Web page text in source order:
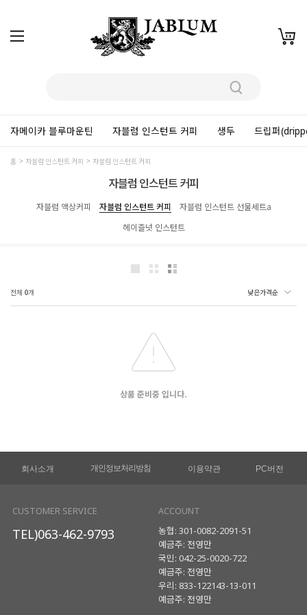
자메이카 블루마운틴 자블럼 인스턴트 커피 생두 드립퍼
홈 자블럼 인스턴트 커피 자블럼 인스턴트 커피
자블럼 인스턴트 커피
자블럼 액상커피 자블럼 인스턴트 커피
자블럼 인스턴트 선물세트a
헤이즐넛 인스턴트
전체 0개
상품 준비중 입니다.
회사소개 개인정보처리방침 이용약관 PC버전
CUSTOMER SERVICE
TEL)063-462-9793
ACCOUNT
농협: 301-0082-2091-51
예금주: 전영만
국민: 042-25-0020-722
예금주: 전영만
우리: 833-122143-13-011
예금주: 전영만